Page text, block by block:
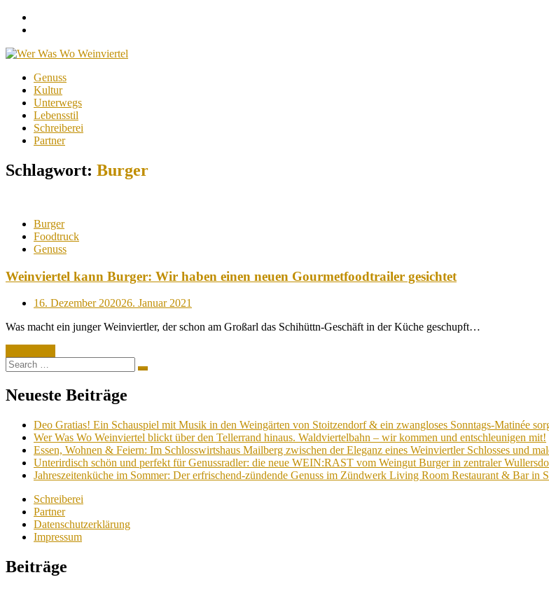
Skip
content
Genuss
Kultur
Unterwegs
Lebensstil
Schreiberei
Partner
Schlagwort: Burger
Burger
Foodtruck
Genuss
Weinviertel kann Burger: Wir haben einen neuen Gourmetfoodtrailer gesichtet
Posted
16. Dezember 202026. Januar 2021
Was macht ein junger Weinviertler, der schon am Großarl das Schihüttn-Geschäft in der Küche geschupft…
Search
for:
Search
Neueste Beiträge
Deo Gratias! Ein Schauspiel mit Musik in den Weingärten von Stoitzendorf & ein zwangloses Sonntags-Matinée
Wer Was Wo Weinviertel blickt über den Tellerrand hinaus. Waldviertelbahn – wir kommen und entschleunigen mit!
Essen, Wohnen & Feiern: Im Schlosswirtshaus Mailberg zwischen der Eleganz eines Weinviertler Schlosses und
Unterirdisch schön und perfekt für Genussradler: die neue WEIN:RAST vom Weingut Burger in zentraler
Jahreszeitenküche im Sommer: Der erfrischend-zündende Genuss im Zündwerk Living Room Restaurant & Bar in
Schreiberei
Partner
Datenschutzerklärung
Impressum
Beiträge